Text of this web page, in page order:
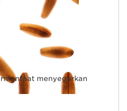
menyegarkan